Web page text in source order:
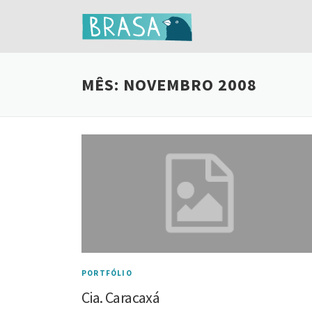
MÊS: NOVEMBRO 2008
PORTFÓLIO
Cia. Caracaxá